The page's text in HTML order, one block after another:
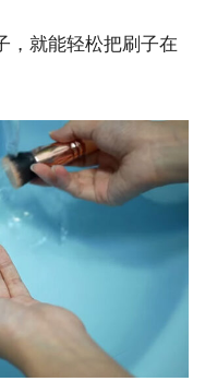
，就能轻松把刷子在